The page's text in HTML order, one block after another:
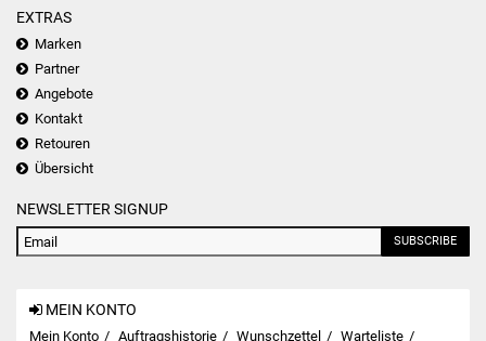
EXTRAS
Marken
Partner
Angebote
Kontakt
Retouren
Übersicht
NEWSLETTER SIGNUP
SUBSCRIBE
MEIN KONTO
Mein Konto Auftragshistorie Wunschzettel Warteliste